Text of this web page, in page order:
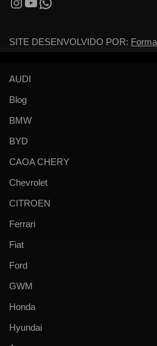
SITE DESENVOLVIDO POR:
AUDI
Blog
BMW
BYD
CAOA CHERY
Chevrolet
CITROEN
Ferrari
Fiat
Ford
GWM
Honda
Hyundai